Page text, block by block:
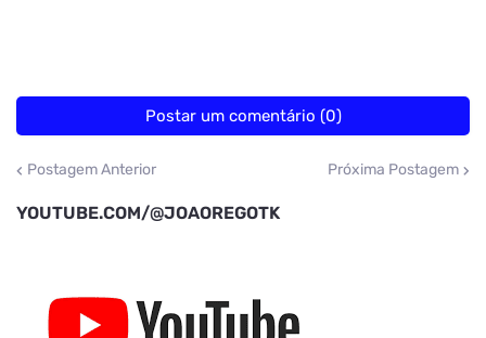
Postar um comentário (0)
Postagem Anterior Próxima Postagem
YOUTUBE.COM/@JOAOREGOTK